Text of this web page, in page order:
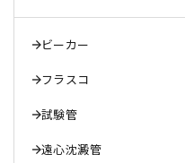
ビーカー
フラスコ
試験管
遠心沈澱管